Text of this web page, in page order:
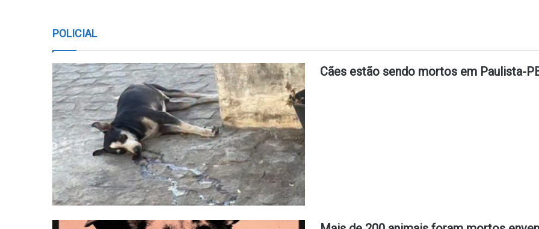
POLICIAL
Cães estão sendo mortos em Paulista-